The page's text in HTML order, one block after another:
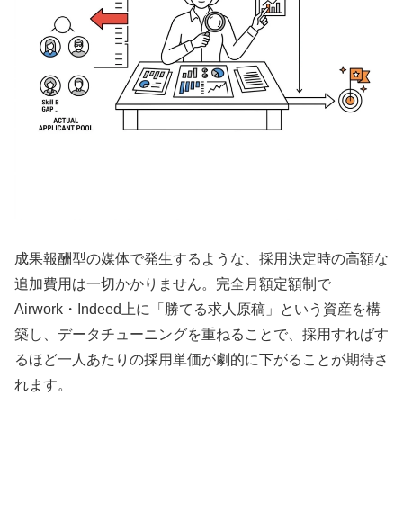
成果報酬型の媒体で発生するような、採用決定時の高額な
追加費用は一切かかりません。完全月額定額制で
Airwork・Indeed上に「勝てる求人原稿」という資産を構
築し、データチューニングを重ねることで、採用すればす
るほど一人あたりの採用単価が劇的に下がることが期待さ
れます。